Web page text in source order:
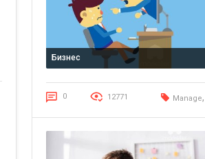
Бизнес
0 12771 Manage,